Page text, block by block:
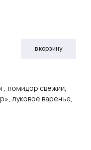
в корзину
помидор свежий,
луковое варенье,